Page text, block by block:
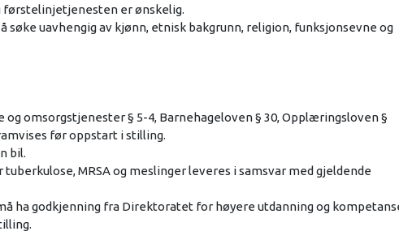
førstelinjetjenesten er ønskelig.
uavhengig av kjønn, etnisk bakgrunn, religion, funksjonsevne og
omsorgstjenester § 5-4, Barnehageloven § 30, Opplæringsloven §
før oppstart i stilling.
bil.
MRSA og meslinger leveres i samsvar med gjeldende
ha godkjenning fra Direktoratet for høyere utdanning og